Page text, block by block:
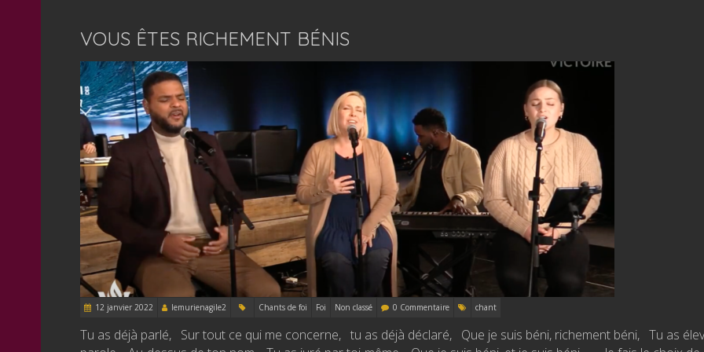
VOUS ÊTES RICHEMENT BÉNIS
12 janvier 2022 lemurienagile2 Chants de foi Foi Non classé 0 Commentaire chant
Tu as déjà parlé, Sur tout ce qui me concerne, tu as déjà déclaré, Que je suis béni, richement béni, Tu as